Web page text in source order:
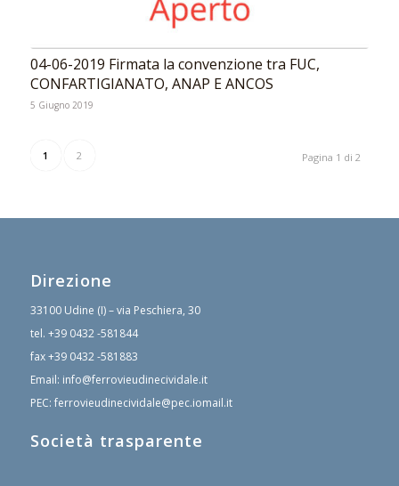
04-06-2019 Firmata la convenzione tra FUC,
CONFARTIGIANATO, ANAP E ANCOS
5 Giugno 2019
Pagina 1 di 2
1 2
Direzione
33100 Udine (I) – via Peschiera, 30
tel. +39 0432 -581844
fax+39 0432 -581883
Email: info@ferrovieudinecividale.it
PEC: ferrovieudinecividale@pec.iomail.it
Società trasparente